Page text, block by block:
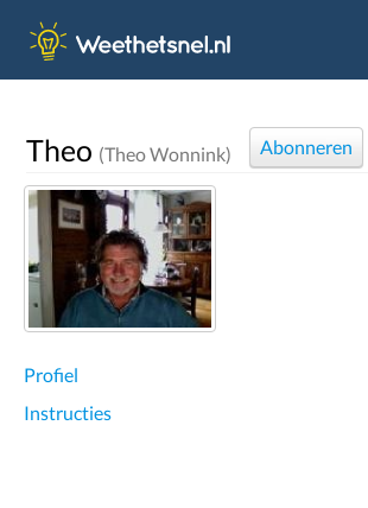
Theo (Theo Wonnink) Abonneren
Profiel
Instructies